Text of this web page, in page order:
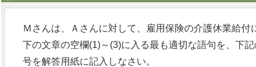
Ｍさんは、Ａさんに対して、雇用保険の介護休業給
下の文章の空欄(1)～(3)に入る最も適切な語句を、下
号を解答用紙に記入しなさい。